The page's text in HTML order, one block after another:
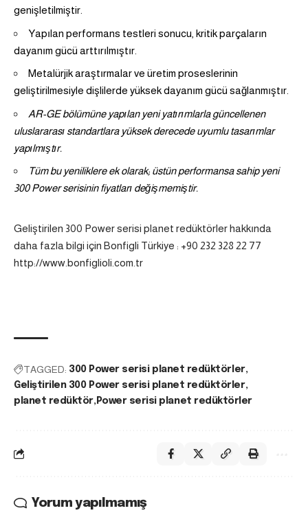
genişletilmiştir.
Yapılan performans testleri sonucu, kritik parçaların
dayanım gücü arttırılmıştır.
Metalürjik araştırmalar ve üretim proseslerinin
geliştirilmesiyle dişlilerde yüksek dayanım gücü sağlanmıştır.
AR-GE bölümüne yapılan yeni yatırımlarla güncellenen
uluslararası standartlara yüksek derecedeuyumlu tasarımlar
yapılmıştır.
Tüm bu yeniliklere ek olarak; üstün performansa sahip yeni
300 Power serisinin fiyatları değişmemiştir.
Geliştirilen 300 Power serisi planet redüktörler hakkında
daha fazla bilgi için Bonfigli Türkiye : +90 232 328 22 77
http://www.bonfiglioli.com.tr
TAGGED: 300 Power serisi planet redüktörler
Geliştirilen 300 Power serisi planet redüktörler
planet redüktör Power serisi planet redüktörler
Yorum yapılmamış